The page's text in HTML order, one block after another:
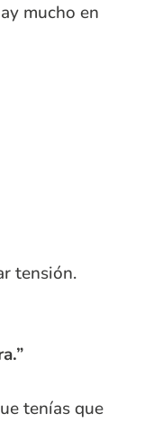
mucho en
tensión.
tenías que